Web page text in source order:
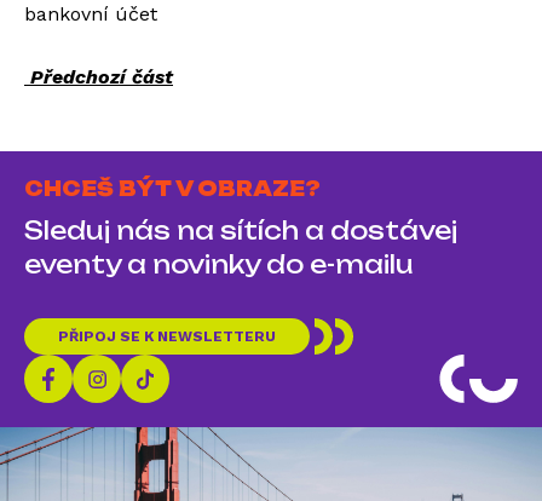
Předchozí část
CHCEŠ BÝT V OBRAZE?
Sleduj nás na sítích a dostávej
eventy a novinky do e-mailu
PŘIPOJ SE K NEWSLETTERU